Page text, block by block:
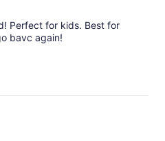
Perfect for kids. Best for
bavc again!